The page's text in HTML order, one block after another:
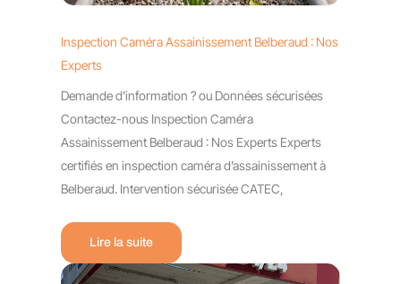
Inspection Caméra Assainissement Belberaud : Nos
Experts
Demande d’information ? ou Données sécurisées
Contactez-nous Inspection Caméra
Assainissement Belberaud : Nos Experts Experts
certifiés en inspection caméra d’assainissement à
Belberaud. Intervention sécurisée CATEC,
Lire la suite